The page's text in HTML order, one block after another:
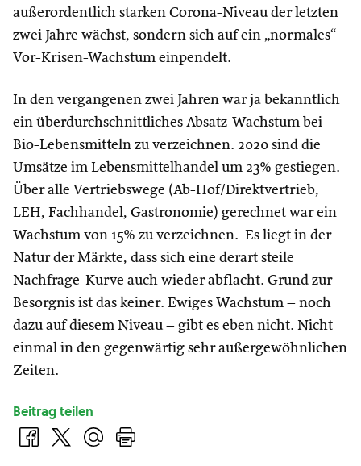
außerordentlich starken Corona-Niveau der letzten
zwei Jahre wächst, sondern sich auf ein „normales“
Vor-Krisen-Wachstum einpendelt.
In den vergangenen zwei Jahren war ja bekanntlich
ein überdurchschnittliches Absatz-Wachstum bei
Bio-Lebensmitteln zu verzeichnen. 2020 sind die
Umsätze im Lebensmittelhandel um 23% gestiegen.
Über alle Vertriebswege (Ab-Hof/Direktvertrieb,
LEH, Fachhandel, Gastronomie) gerechnet war ein
Wachstum von 15% zu verzeichnen. Es liegt in der
Natur der Märkte, dass sich eine derart steile
Nachfrage-Kurve auch wieder abflacht. Grund zur
Besorgnis ist das keiner. Ewiges Wachstum – noch
dazu auf diesem Niveau – gibt es eben nicht. Nicht
einmal in den gegenwärtig sehr außergewöhnlichen
Zeiten.
Beitrag teilen